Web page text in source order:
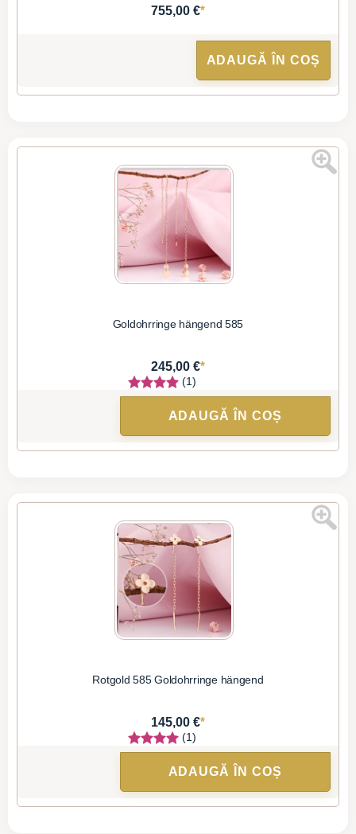
755,00 €*
ADAUGĂ ÎN COȘ
Goldohrringe hängend 585
245,00 €*
(1)
ADAUGĂ ÎN COȘ
Rotgold 585 Goldohrringe hängend
145,00 €*
(1)
ADAUGĂ ÎN COȘ